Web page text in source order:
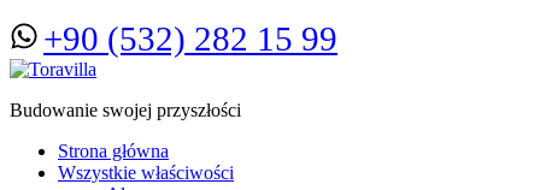
+90 (532) 282 15 99
Budowanie swojej przyszłości
Strona główna
Wszystkie właściwości